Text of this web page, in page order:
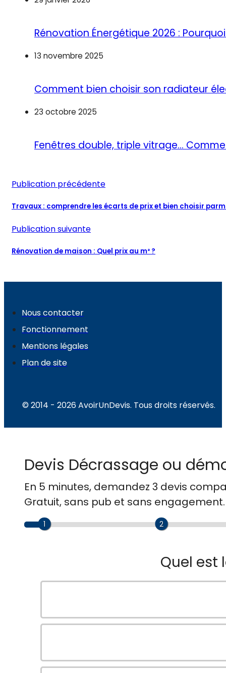
Rénovation Énergétique 2026 :
13 novembre 2025
Comment bien choisir son radiateur
23 octobre 2025
Fenêtres double, triple vitrage…
Publication précédente
Travaux : comprendre les écarts de prix et bien choisir
Publication suivante
Rénovation de maison : Quel prix au m² ?
Nous contacter
Fonctionnement
Mentions légales
Plan de site
© 2014 - 2026 AvoirUnDevis. Tous droits réservés.
Devis Décrassage ou
En 5 minutes, demandez 3 devis
Gratuit, sans pub et sans engagement.
1 2
Quel est